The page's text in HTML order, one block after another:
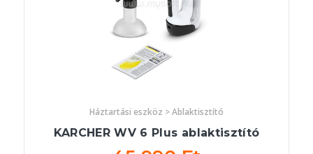
Háztartási eszköz > Ablaktisztító
KARCHER WV 6 Plus ablaktisztító